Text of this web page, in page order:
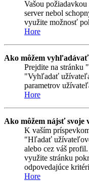
Vašou
server nebol
využite možnosť
Hore
Ako môžem vyhľadávať
Prejdite na stránku
"Vyhľadať
parametrov
Hore
Ako môžem nájsť svoje
K vaším
"Hľadať
alebo cez váš
využite stránku
odpovedajúce
Hore